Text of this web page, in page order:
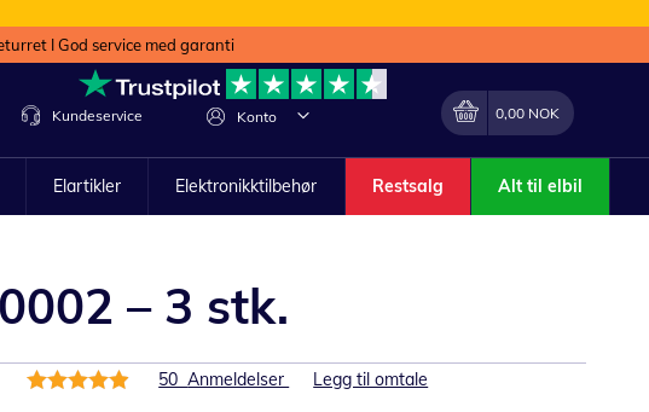
I God service med garanti
Konto Endring
Min handlekurv
0,00 NOK
Kundeservice
Elartikler Elektronikktilbehør Restsalg Alt til elbil
– 3 stk.
Rating:
50Anmeldelser Legg til omtale